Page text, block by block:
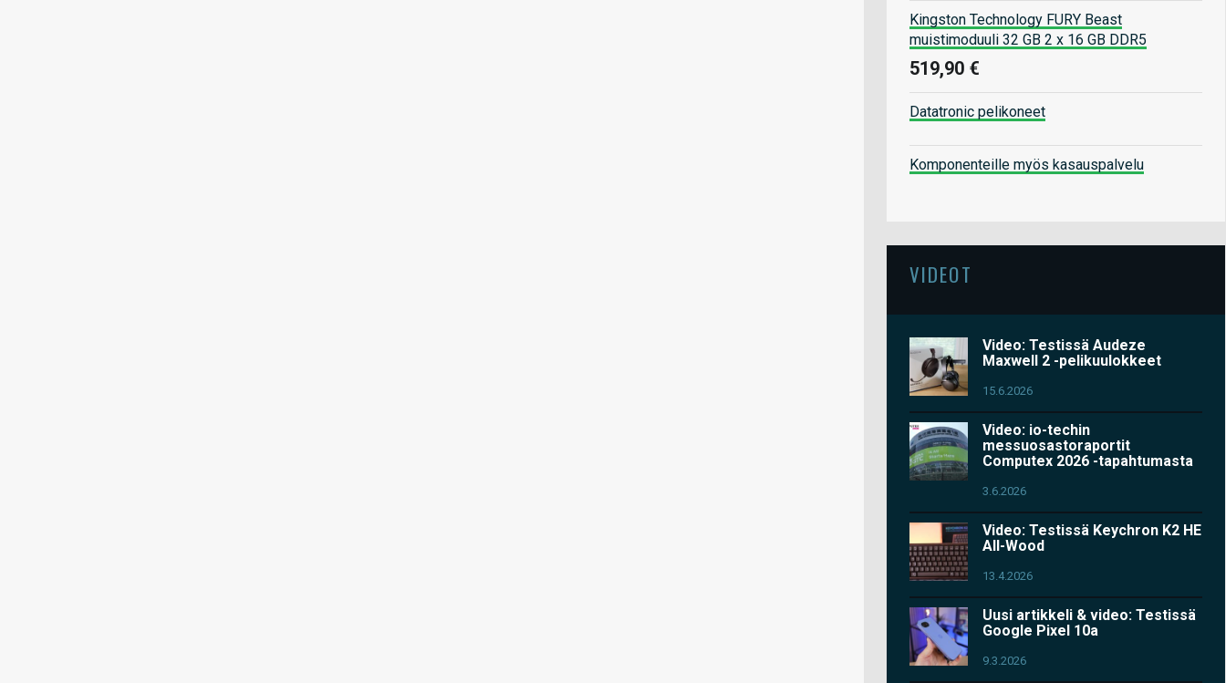
Kingston Technology FURY Beast
muistimoduuli 32 GB 2 x 16 GB DDR5
519,90 €
Datatronic pelikoneet
Komponenteille myös kasauspalvelu
VIDEOT
Video: Testissä Audeze
Maxwell 2 -pelikuulokkeet
15.6.2026
Video: io-techin
messuosastoraportit
Computex 2026 -tapahtumasta
3.6.2026
Video: Testissä Keychron K2 HE
All-Wood
13.4.2026
Uusi artikkeli & video: Testissä
Google Pixel 10a
9.3.2026